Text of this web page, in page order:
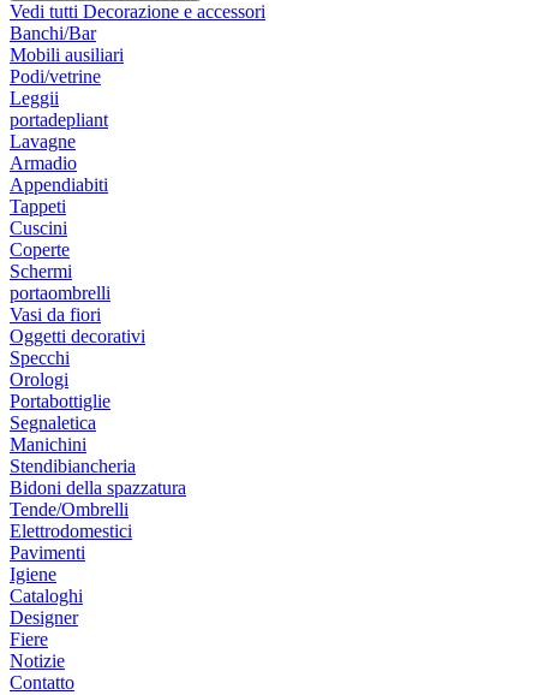
Vedi tutti Decorazione e accessori
Banchi/Bar
Mobili ausiliari
Podi/vetrine
Leggii
portadepliant
Lavagne
Armadio
Appendiabiti
Tappeti
Cuscini
Coperte
Schermi
portaombrelli
Vasi da fiori
Oggetti decorativi
Specchi
Orologi
Portabottiglie
Segnaletica
Manichini
Stendibiancheria
Bidoni della spazzatura
Tende/Ombrelli
Elettrodomestici
Pavimenti
Igiene
Cataloghi
Designer
Fiere
Notizie
Contatto